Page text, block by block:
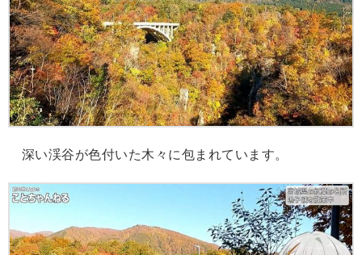
深い渓谷が色付いた木々に包まれています。